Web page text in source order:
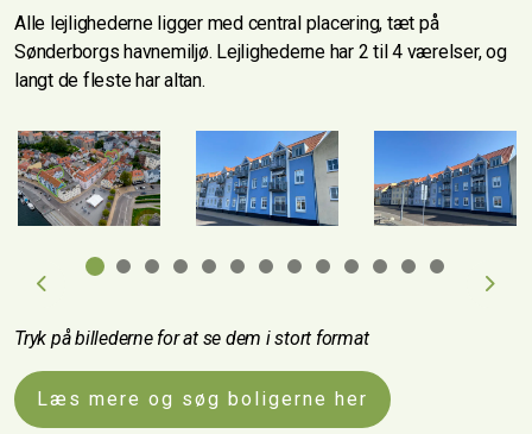
Alle lejlighederne ligger med central placering, tæt på
Sønderborgs havnemiljø. Lejlighederne har 2 til 4 værelser, og
langt de fleste har altan.
Previous
Next
Tryk på billederne for at se dem i stort format
Læs mere og søg boligerne her